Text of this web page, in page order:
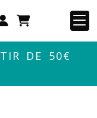
Identifícate
DE 50€